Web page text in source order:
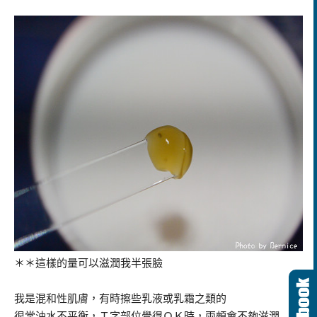
＊＊這樣的量可以滋潤我半張臉
我是混和性肌膚，有時擦些乳液或乳霜之類的